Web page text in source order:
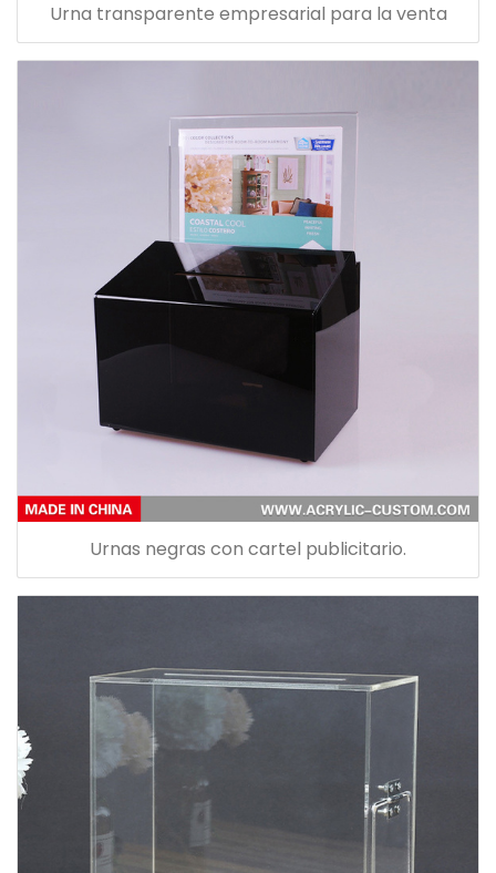
Urna transparente empresarial para la venta
Urnas negras con cartel publicitario.